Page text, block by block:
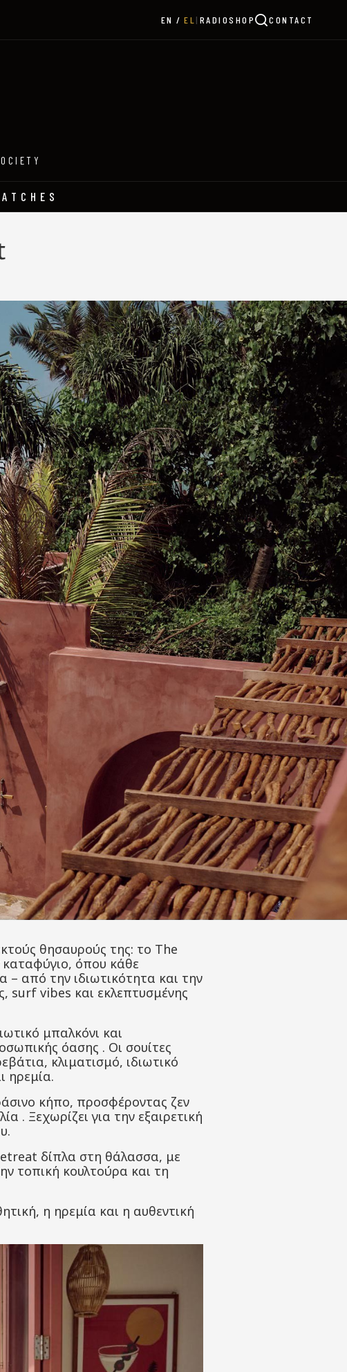
EN EL | RADIOSHOP CONTACT
θησαυρούς της: το The
όπου κάθε
– από την ιδιωτικότητα και την
surf vibes και εκλεπτυσμένης
μπαλκόνι και
όασης . Οι σουίτες
κλιματισμό, ιδιωτικό
ηρεμία.
κήπο, προσφέροντας ζεν
. Ξεχωρίζει για την εξαιρετική
δίπλα στη θάλασσα, με
τοπική κουλτούρα και τη
η ηρεμία και η αυθεντική